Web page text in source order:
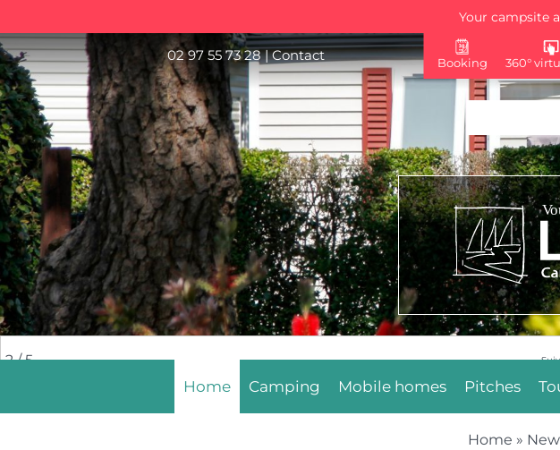
Your campsite
02 97 55 73 28|Contact Booking 360°
2/ 5
Home Camping Mobile homes Pitches
Home »